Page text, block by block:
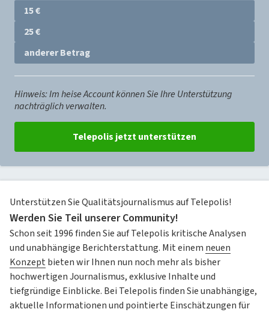
15 €
25 €
anderer Betrag
Hinweis: Im heise Account können Sie Ihre Unterstützung
nachträglich verwalten.
Unterstützen Sie Qualitätsjournalismus auf Telepolis!
Werden Sie Teil unserer Community!
Schon seit 1996 finden Sie auf Telepolis kritische Analysen
und unabhängige Berichterstattung. Mit einem neuen
Konzept bieten wir Ihnen nun noch mehr als bisher
hochwertigen Journalismus, exklusive Inhalte und
tiefgründige Einblicke. Bei Telepolis finden Sie unabhängige,
aktuelle Informationen und pointierte Einschätzungen für